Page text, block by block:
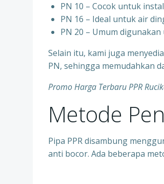
PN 10 – Cocok untuk
⁠PN 16 – Ideal untuk air
⁠PN 20 – Umum
Selain itu, kami juga
PN, sehingga memudahkan
Promo Harga Terbaru PPR
Metode
Pipa PPR disambung
anti bocor. Ada beberapa